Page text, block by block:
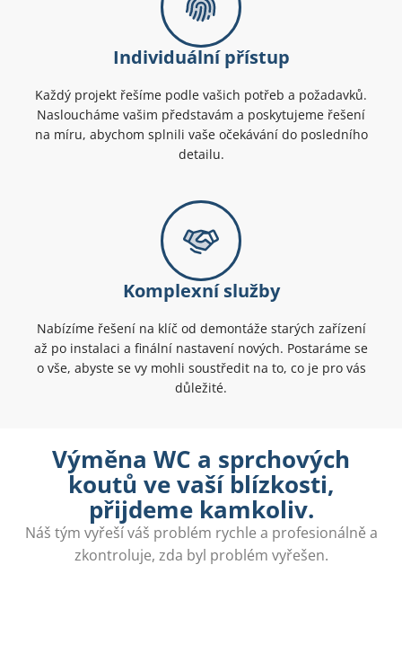
Individuální přístup
Každý projekt řešíme podle vašich potřeb a požadavků.
Nasloucháme vašim představám a poskytujeme řešení
na míru, abychom splnili vaše očekávání do posledního
detailu.
Komplexní služby
Nabízíme řešení na klíč od demontáže starých zařízení
až po instalaci a finální nastavení nových. Postaráme se
o vše, abyste se vy mohli soustředit na to, co je pro vás
důležité.
Výměna WC a sprchových
koutů ve vaší blízkosti,
přijdeme kamkoliv.
Náš tým vyřeší váš problém rychle a profesionálně a
zkontroluje, zda byl problém vyřešen.